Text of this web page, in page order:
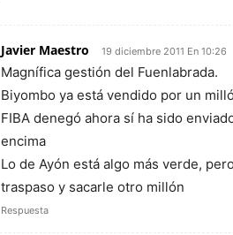
Javier Maestro 19 diciembre 2011 En 10:26
Magnífica gestión del Fuenlabrada.
Biyombo ya está vendido por un
FIBA denegó ahora sí ha sido
encima
Lo de Ayón está algo más verde,
traspaso y sacarle otro millón
Respuesta